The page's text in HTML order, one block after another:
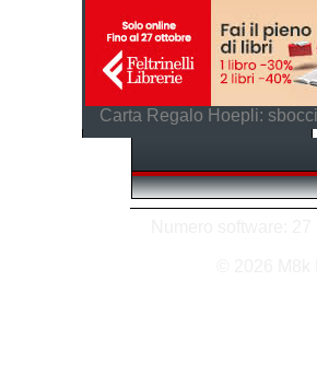
Carta Regalo Hoepli: